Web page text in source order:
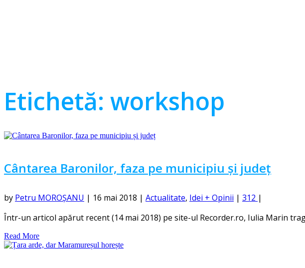
Etichetă: workshop
Cântarea Baronilor, faza pe municipiu și județ
by Petru MOROȘANU | 16 mai 2018 | Actualitate, Idei + Opinii | 312 |
Într-un articol apărut recent (14 mai 2018) pe site-ul Recorder.ro, Iulia Marin
Read More